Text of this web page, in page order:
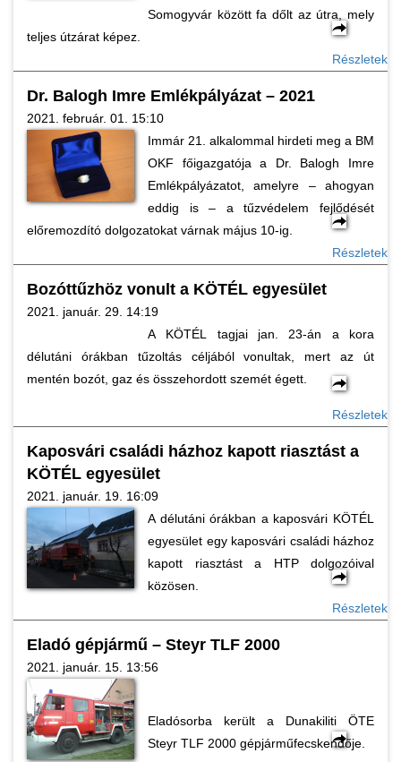
Somogyvár között fa dőlt az útra, mely
teljes útzárat képez.
Részletek
Dr. Balogh Imre Emlékpályázat – 2021
2021. február. 01. 15:10
Immár 21. alkalommal hirdeti meg a BM
OKF főigazgatója a Dr. Balogh Imre
Emlékpályázatot, amelyre – ahogyan
eddig is – a tűzvédelem fejlődését
előremozdító dolgozatokat várnak május 10-ig.
Részletek
Bozóttűzhöz vonult a KÖTÉL egyesület
2021. január. 29. 14:19
A KÖTÉL tagjai jan. 23-án a kora
délutáni órákban tűzoltás céljából vonultak, mert az út
mentén bozót, gaz és összehordott szemét égett.
Részletek
Kaposvári családi házhoz kapott riasztást a
KÖTÉL egyesület
2021. január. 19. 16:09
A délutáni órákban a kaposvári KÖTÉL
egyesület egy kaposvári családi házhoz
kapott riasztást a HTP dolgozóival
közösen.
Részletek
Eladó gépjármű – Steyr TLF 2000
2021. január. 15. 13:56
Eladósorba került a Dunakiliti ÖTE
Steyr TLF 2000 gépjárműfecskendője.